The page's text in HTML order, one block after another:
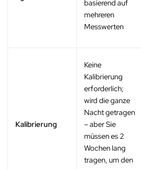
basierend auf
mehreren
Messwerten
Kalibrierung
Keine
Kalibrierung
erforderlich;
wird die ganze
Nacht getragen
– aber Sie
müssen es 2
Wochen lang
tragen, um den